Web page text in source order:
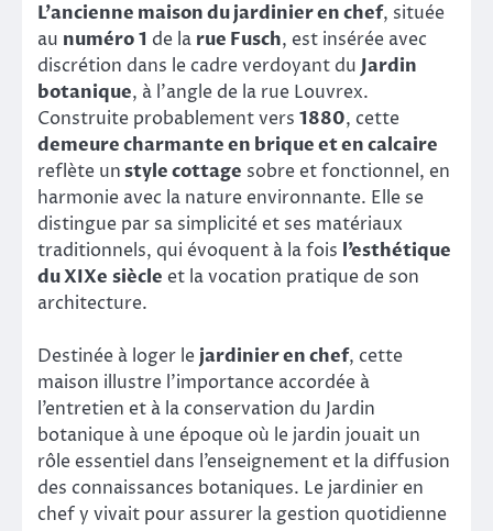
L’ancienne maison du jardinier en chef, située
au numéro 1 de la rue Fusch, est insérée avec
discrétion dans le cadre verdoyant du Jardin
botanique, à l’angle de la rue Louvrex.
Construite probablement vers 1880, cette
demeure charmante en brique et en calcaire
reflète unstyle cottage sobre et fonctionnel, en
harmonie avec la nature environnante. Elle se
distingue par sa simplicité et ses matériaux
traditionnels, qui évoquent à la fois l’esthétique
du XIXe siècle et la vocation pratique de son
architecture.
Destinée à loger lejardinier en chef, cette
maison illustre l’importance accordée à
l’entretien et à la conservation du Jardin
botanique à une époque où le jardin jouait un
rôle essentiel dans l’enseignement et la diffusion
des connaissances botaniques. Le jardinier en
chef y vivait pour assurer la gestion quotidienne